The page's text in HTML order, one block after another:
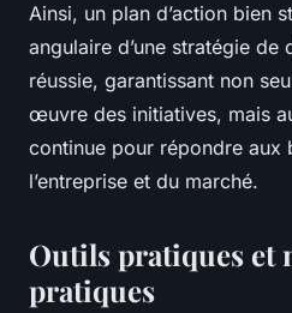
Ainsi, un plan d’action bien
angulaire d’une stratégie de
réussie, garantissant non
œuvre des initiatives, mais
continue pour répondre aux
l’entreprise et du marché.
Outils pratiques et
pratiques